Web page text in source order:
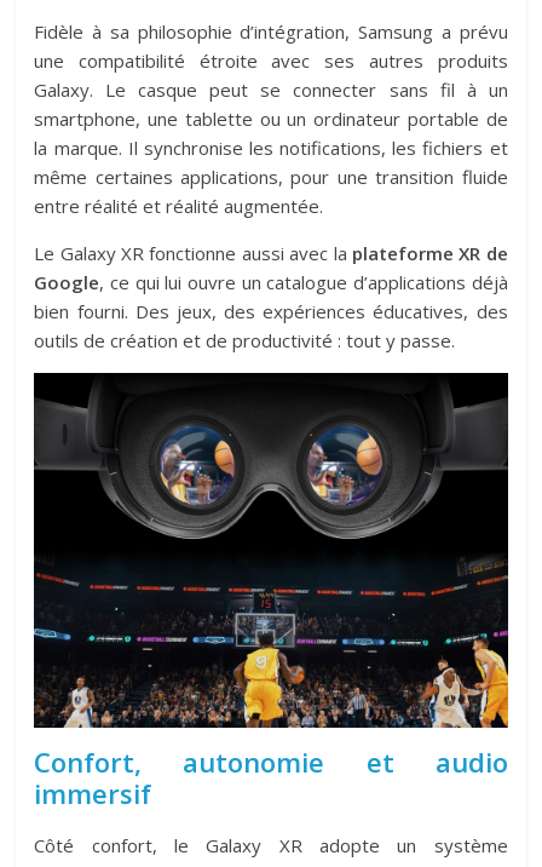
Fidèle à sa philosophie d’intégration, Samsung a prévu
une compatibilité étroite avec ses autres produits
Galaxy. Le casque peut se connecter sans fil à un
smartphone, une tablette ou un ordinateur portable de
la marque. Il synchronise les notifications, les fichiers et
même certaines applications, pour une transition fluide
entre réalité et réalité augmentée.
Le Galaxy XR fonctionne aussi avec la plateforme XR de
Google, ce qui lui ouvre un catalogue d’applications déjà
bien fourni. Des jeux, des expériences éducatives, des
outils de création et de productivité : tout y passe.
Confort, autonomie et audio
immersif
Côté confort, le Galaxy XR adopte un système